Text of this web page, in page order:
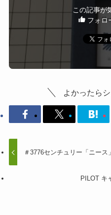
この記事が
フォロ
よかったら
＃3776センチュリー「ニー
PILOT キ